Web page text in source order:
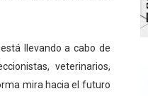
del detector Cherenkov
llevando a cabo de
veterinarios,
mira hacia el futuro